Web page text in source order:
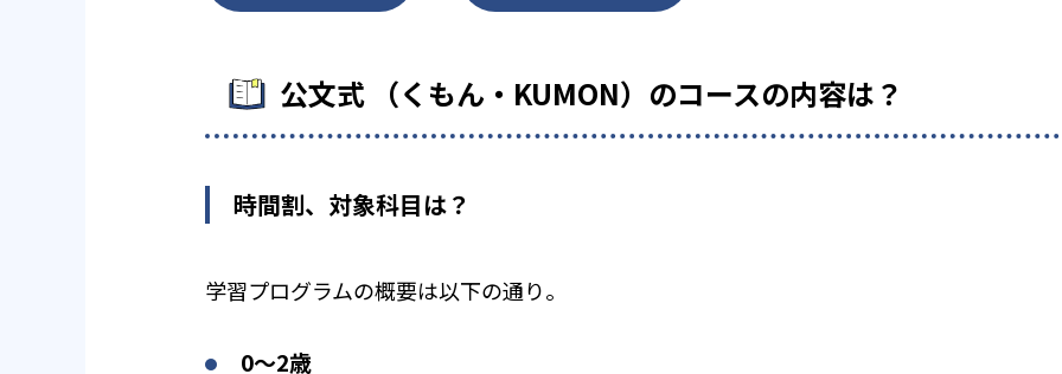
公文式 （くもん・KUMON）のコースの内容は？
時間割、対象科目は？
学習プログラムの概要は以下の通り。
0〜2歳